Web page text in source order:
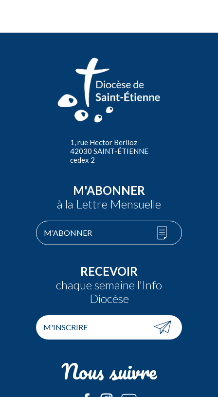
1, rue Hector Berlioz
42030 SAINT-ÉTIENNE
cedex 2
M'ABONNER
à la Lettre Mensuelle
M'ABONNER
RECEVOIR
chaque semaine l'Info
Diocèse
M'INSCRIRE
Nous suivre